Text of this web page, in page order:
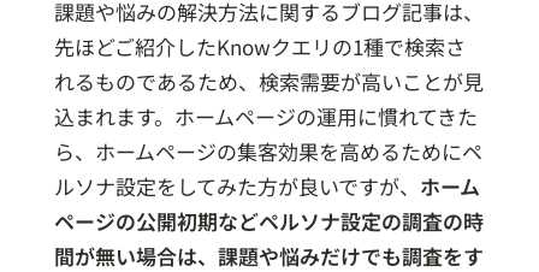
課題や悩みの解決方法に関するブログ記事は、
先ほどご紹介したKnowクエリの1種で検索さ
れるものであるため、検索需要が高いことが見
込まれます。ホームページの運用に慣れてきた
ら、ホームページの集客効果を高めるためにペ
ルソナ設定をしてみた方が良いですが、 ホーム
ページの公開初期などペルソナ設定の調査の時
間が無い場合は、課題や悩みだけでも調査をす